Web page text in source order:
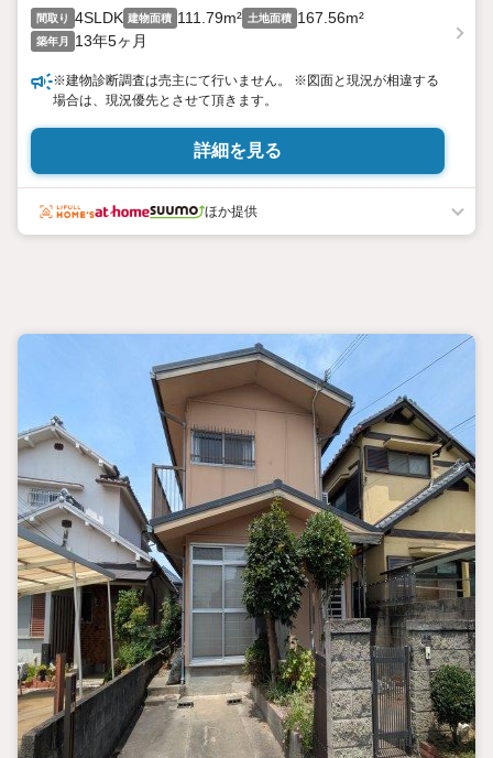
間取り 4SLDK 建物面積 111.79m² 土地面積 167.56m²
築年月 13年5ヶ月
※建物診断調査は売主にて行いません。 ※図面と現況が相違する
場合は、現況優先とさせて頂きます。
詳細を見る
ほか提供